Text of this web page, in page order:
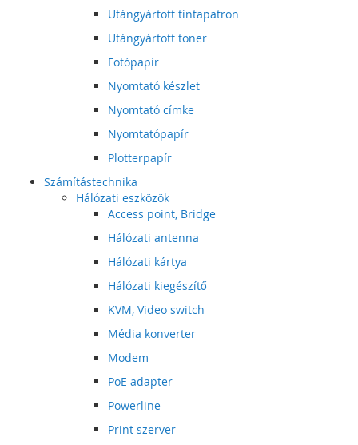
Utángyártott tintapatron
Utángyártott toner
Fotópapír
Nyomtató készlet
Nyomtató címke
Nyomtatópapír
Plotterpapír
Számítástechnika
Hálózati eszközök
Access point, Bridge
Hálózati antenna
Hálózati kártya
Hálózati kiegészítő
KVM, Video switch
Média konverter
Modem
PoE adapter
Powerline
Print szerver